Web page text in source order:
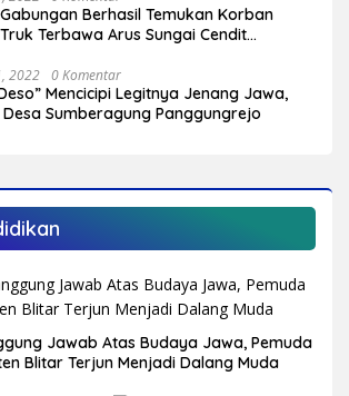
Berhasil Temukan Korban
Terbawa Arus Sungai Cendit
2022 0 Komentar
Mencicipi Legitnya Jenang Jawa,
Sumberagung Panggungrejo
Jawab Atas Budaya Jawa, Pemuda
Blitar Terjun Menjadi Dalang Muda